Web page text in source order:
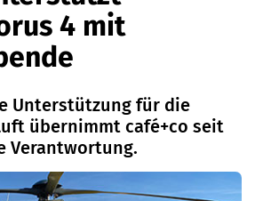
4 mit
Unterstützung für die
übernimmt café+co seit
Verantwortung.